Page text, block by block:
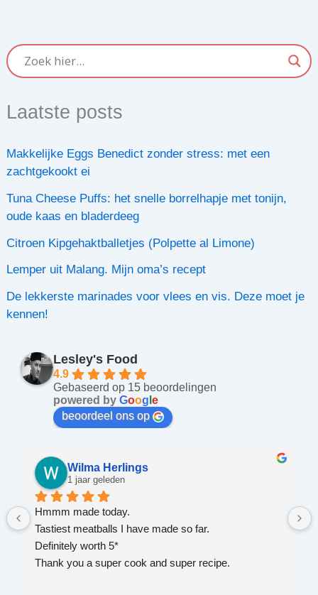
Laatste posts
Makkelijke Eggs Benedict zonder stress: met een
zachtgekookt ei
Tuna Cheese Puffs: het snelle borrelhapje met tonijn,
oude kaas en bladerdeeg
Citroen Kipgehaktballetjes (Polpette al Limone)
Lemper uit Malang. Mijn oma’s recept
De lekkerste marinades voor vlees en vis. Deze moet je
kennen!
Lesley's Food
4.9
Gebaseerd op 15 beoordelingen
powered byGoog le
beoordeel ons op
Wilma Herlings
1 jaar geleden
Hmmm made today.
Tastiest meatballs I have made so far.
Definitely worth 5*
Thank you a super cook and super recipe.